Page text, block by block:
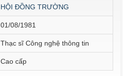
HỘI ĐỒNG TRƯỜNG
01/08/1981
Thạc sĩ Công nghệ thông tin
Cao cấp